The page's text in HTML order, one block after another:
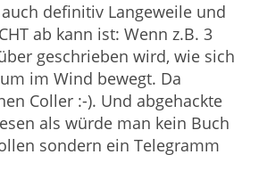
definitiv Langeweile und
ab kann ist: Wenn z.B. 3
geschrieben wird, wie sich
im Wind bewegt. Da
Coller :-). Und abgehackte
als würde man kein Buch
sondern ein Telegramm